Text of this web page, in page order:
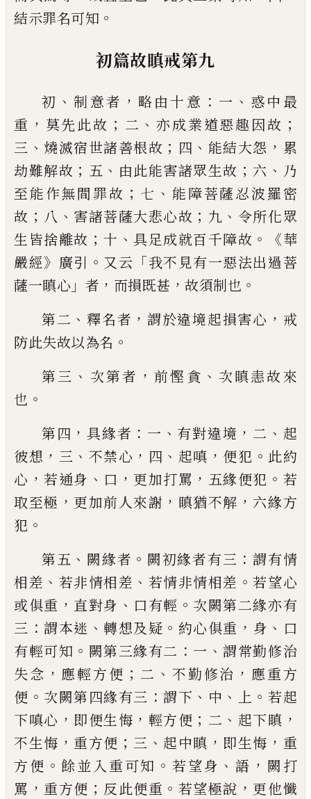
結示罪名可知 。
初篇故瞋戒第九
初 、制意者 ， 略由十意 ： 一 、 惑中最
重 ， 莫先此故 ； 二 、亦成業道惡趣因故 ；
三 、 燒滅宿世諸善根故 ； 四 、 能結大怨 ， 累
劫難解故 ； 五 、 由此能害諸眾生故 ； 六 、 乃
至能作無間罪故 ； 七 、 能障菩薩忍波羅密
故 ； 八 、 害諸菩薩大悲心故 ； 九 、 令所化眾
生皆捨離故 ； 十 、具足成就百千障故 。《華
嚴經》 廣引 。 又云 「我不見有一惡法出過菩
薩一瞋心 」 者 ， 而損既甚 ， 故須制也 。
第二 、釋名者 ，謂於違境起損害心 ， 戒
防此失故以為名 。
第三 、 次第者 ，前慳貪 、 次瞋恚故來
也 。
第四 ，具緣者 ： 一 、 有對違境 ， 二 、 起
彼想 ， 三 、 不禁心 ， 四 、 起嗔 ， 便犯 。 此約
心 ，若通身 、 口 ， 更加打罵 ， 五緣便犯 。 若
取至極 ， 更加前人來謝 ， 瞋猶不解 ， 六緣方
犯 。
第五 、 闕緣者 。 闕初緣者有三 ：謂有情
相差 、 若非情相差 、 若情非情相差 。若望心
或俱重 ， 直對身 、 口有輕 。 次闕第二緣亦有
三 ：謂本迷 、轉想及疑 。 約心俱重 ， 身 、 口
有輕可知 。 闕第三緣有二 ： 一 、謂常勤修治
失念 ， 應輕方便 ； 二 、 不勤修治 ， 應重方
便 。 次闕第四緣有三 ：謂下 、 中 、 上 。若起
下嗔心 ， 即便生悔 ， 輕方便 ； 二 、 起下瞋 ，
不生悔 ， 重方便 ； 三 、 起中瞋 ， 即生悔 ， 重
方便 。餘並入重可知 。 若望身 、語 ， 闕打
罵 ， 重方便 ； 反此便重 。 若望極說 ， 更他懺